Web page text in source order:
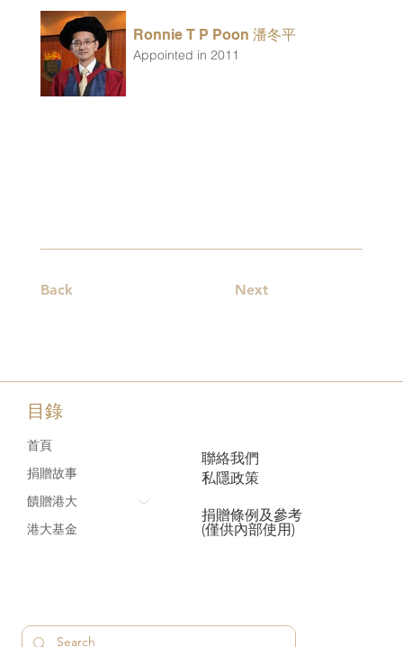
Back Next
Ronnie T P Poon 潘冬平
Appointed in 2011
目錄
首頁
捐贈故事
饋贈港大
港大基金
聯絡我們
私隱政策
捐贈條例及參考
(僅供內部使用)